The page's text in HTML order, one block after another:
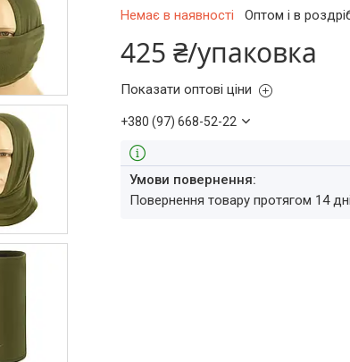
Немає в наявності Оптом і в
425 ₴/упаковка
Показати оптові ціни
+380 (97) 668-52-22
повернення товару протягом 14